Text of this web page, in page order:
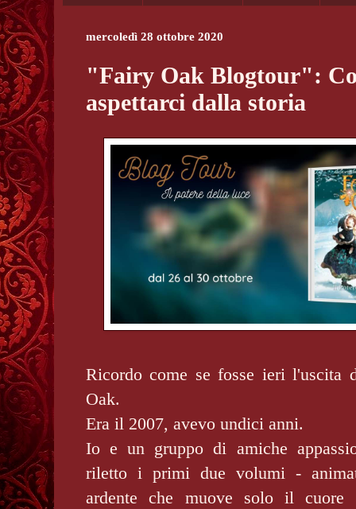
mercoledì 28 ottobre 2020
"Fairy Oak Blogtour":
aspettarci dalla storia
Ricordo come se fosse ieri l'uscita
Oak.
Era il 2007, avevo undici anni.
Io e un gruppo di amiche
riletto i primi due volumi -
ardente che muove solo il